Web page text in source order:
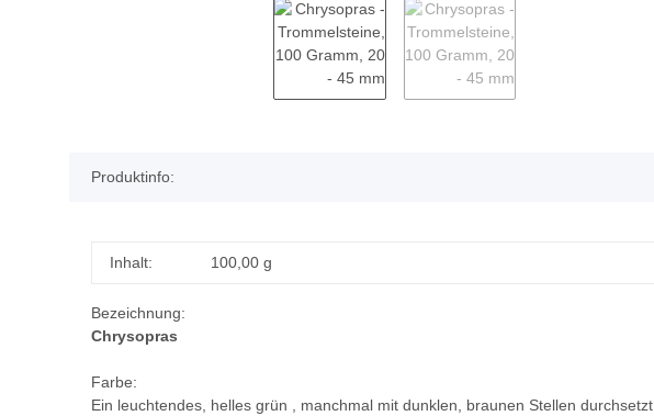
Produktinfo:
Bezeichnung:
Chrysopras
Farbe:
Ein leuchtendes, helles grün , manchmal mit dunklen, braunen Stellen durchsetzt.
Inhalt: 100,00 g